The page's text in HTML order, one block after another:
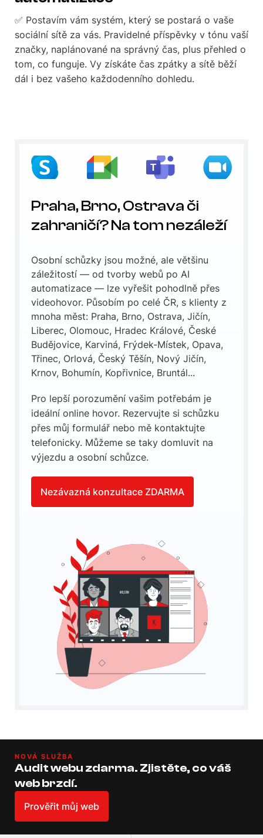
✅ Postavím vám systém, který se postará o vaše
sociální sítě za vás. Pravidelné příspěvky v tónu vaší
značky, naplánované na správný čas, plus přehled o
tom, co funguje. Vy získáte čas zpátky a sítě běží
dál i bez vašeho každodenního dohledu.
Praha, Brno, Ostrava či
zahraničí? Na tom nezáleží
Osobní schůzky jsou možné, ale většinu
záležitostí — od tvorby webů po AI
automatizace — lze vyřešit pohodlně přes
videohovor. Působím po celé ČR, s klienty z
mnoha měst: Praha, Brno, Ostrava, Jičín,
Liberec, Olomouc, Hradec Králové, České
Budějovice, Karviná, Frýdek-Místek, Opava,
Třinec, Orlová, Český Těšín, Nový Jičín,
Krnov, Bohumín, Kopřivnice, Bruntál...
Pro lepší porozumění vašim potřebám je
ideální online hovor. Rezervujte si schůzku
přes můj formulář nebo mě kontaktujte
telefonicky. Můžeme se taky domluvit na
výjezdu a osobní schůzce.
Nezávazná konzultace ZDARMA
NOVÁ SLUŽBA
Audit webu zdarma. Zjistěte, co váš
web brzdí.
Prověřit můj web